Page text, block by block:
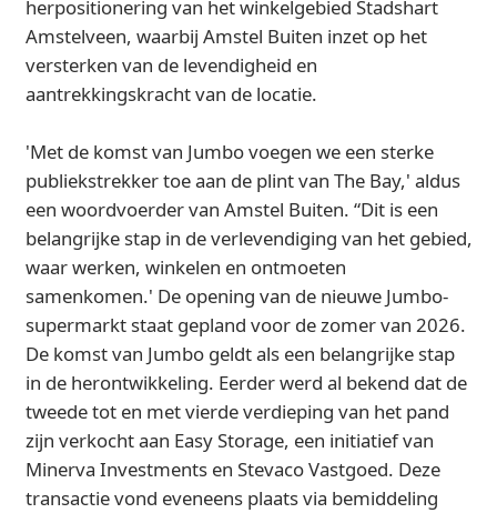
herpositionering van het winkelgebied Stadshart
Amstelveen, waarbij Amstel Buiten inzet op het
versterken van de levendigheid en
aantrekkingskracht van de locatie.
'Met de komst van Jumbo voegen we een sterke
publiekstrekker toe aan de plint van The Bay,' aldus
een woordvoerder van Amstel Buiten. “Dit is een
belangrijke stap in de verlevendiging van het gebied,
waar werken, winkelen en ontmoeten
samenkomen.' De opening van de nieuwe Jumbo-
supermarkt staat gepland voor de zomer van 2026.
De komst van Jumbo geldt als een belangrijke stap
in de herontwikkeling. Eerder werd al bekend dat de
tweede tot en met vierde verdieping van het pand
zijn verkocht aan Easy Storage, een initiatief van
Minerva Investments en Stevaco Vastgoed. Deze
transactie vond eveneens plaats via bemiddeling